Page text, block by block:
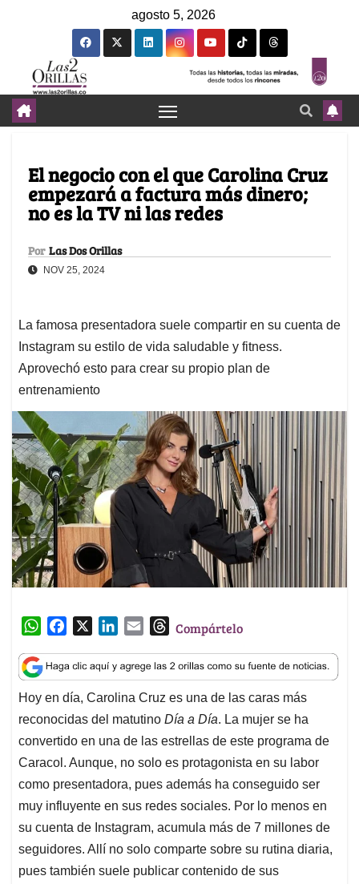
agosto 5, 2026
El negocio con el que Carolina Cruz
empezará a factura más dinero;
no es la TV ni las redes
Por Las Dos Orillas
NOV 25, 2024
La famosa presentadora suele compartir en su cuenta de
Instagram su estilo de vida saludable y fitness.
Aprovechó esto para crear su propio plan de
entrenamiento
W
a
t
s
A
p
p
c
e
b
o
o
k
n
k
e
d
I
n
a
i
l
T
r
e
a
d
s
Compártelo
Hoy en día, Carolina Cruz es una de las caras más
reconocidas del matutino Día a Día. La mujer se ha
convertido en una de las estrellas de este programa de
Caracol. Aunque, no solo es protagonista en su labor
como presentadora, pues además ha conseguido ser
muy influyente en sus redes sociales. Por lo menos en
su cuenta de Instagram, acumula más de 7 millones de
seguidores. Allí no solo comparte sobre su rutina diaria,
pues también suele publicar contenido de sus